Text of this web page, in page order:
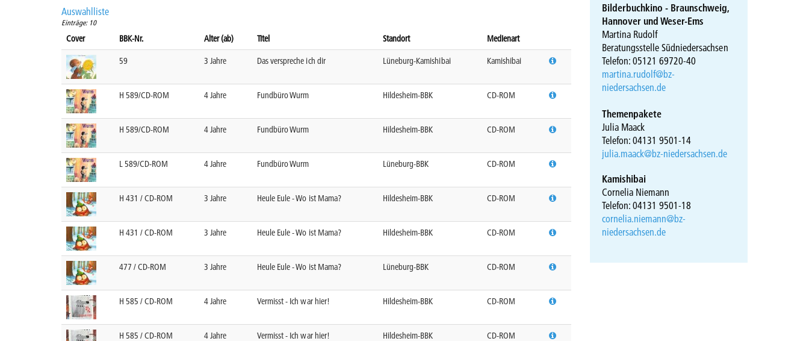
Auswahlliste
Einträge: 10
Cover BBK-Nr. Alter (ab) Titel Standort Medienart
59 3 Jahre Das verspreche ich dir Lüneburg-Kamishibai Kamishibai
H 589/CD-ROM 4 Jahre Fundbüro Wurm Hildesheim-BBK CD-ROM
H 589/CD-ROM 4 Jahre Fundbüro Wurm Hildesheim-BBK CD-ROM
L 589/CD-ROM 4 Jahre Fundbüro Wurm Lüneburg-BBK CD-ROM
H 431 / CD-ROM 3 Jahre Heule Eule - Wo ist Mama? Hildesheim-BBK CD-ROM
H 431 / CD-ROM 3 Jahre Heule Eule - Wo ist Mama? Hildesheim-BBK CD-ROM
477 / CD-ROM 3 Jahre Heule Eule - Wo ist Mama? Lüneburg-BBK CD-ROM
H 585 / CD-ROM 4 Jahre Vermisst - Ich war hier! Hildesheim-BBK CD-ROM
H 585 / CD-ROM 4 Jahre Vermisst - Ich war hier! Hildesheim-BBK CD-ROM
Bilderbuchkino - Braunschweig,
Hannover und Weser-Ems
Martina Rudolf
Beratungsstelle Südniedersachsen
Telefon: 05121 69720-40
martina.rudolf@bz-
niedersachsen.de
Themenpakete
Julia Maack
Telefon: 04131 9501-14
julia.maack@bz-niedersachsen.de
Kamishibai
Cornelia Niemann
Telefon: 04131 9501-18
cornelia.niemann@bz-
niedersachsen.de